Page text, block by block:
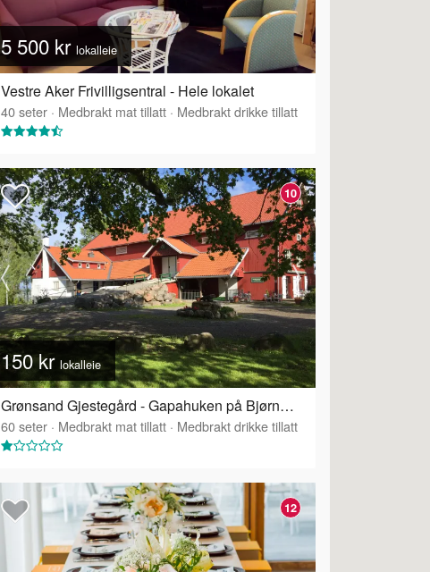
5 500 kr lokalleie
Vestre Aker Frivilligsentral - Hele lokalet
40seter · Medbrakt mat tillatt · Medbrakt drikke tillatt
·Tilbyr servering
10
150 kr lokalleie
Grønsand Gjestegård - Gapahuken på Bjørnåsen
60seter · Medbrakt mat tillatt · Medbrakt drikke tillatt
12